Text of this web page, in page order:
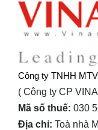
Công ty TNHH MTV
( Công ty CP
Mã số thuế: 030
Địa chỉ: Toà nhà